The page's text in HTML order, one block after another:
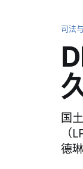
司法
国
（
德